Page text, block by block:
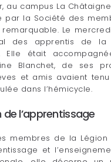
au campus La
par la Société des
Le
des apprentis de la
Elle était
Blanchet, de ses
et amis avaient
dans l’hémicycle.
l’apprentissage
membres de la Légion
et